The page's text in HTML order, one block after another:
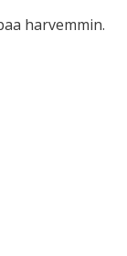
harvemmin.